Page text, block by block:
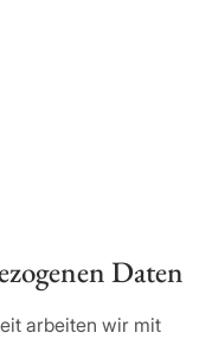
Daten
arbeiten wir mit